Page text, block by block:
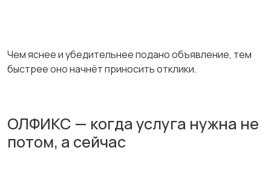
Чем яснее и убедительнее подано объявление, тем
быстрее оно начнёт приносить отклики.
ОЛФИКС — когда услуга нужна не
потом, а сейчас